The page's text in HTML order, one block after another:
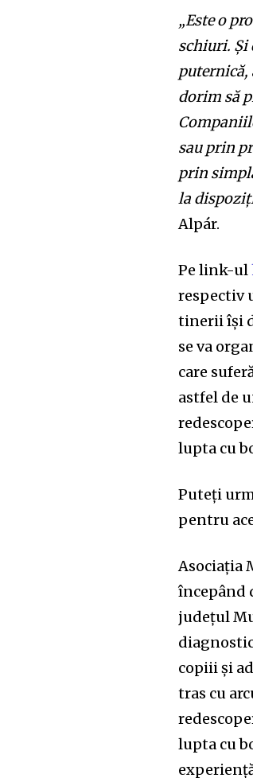
„Este o
schiuri. Și
puternică,
dorim să
sau prin
prin
la
Alpár.
Pe link-ul
respectiv
tinerii își
se va
care
astfel de
lupta cu
Puteți
pentru
Asociaţia
începând
județul
copiii şi
tras cu
lupta cu